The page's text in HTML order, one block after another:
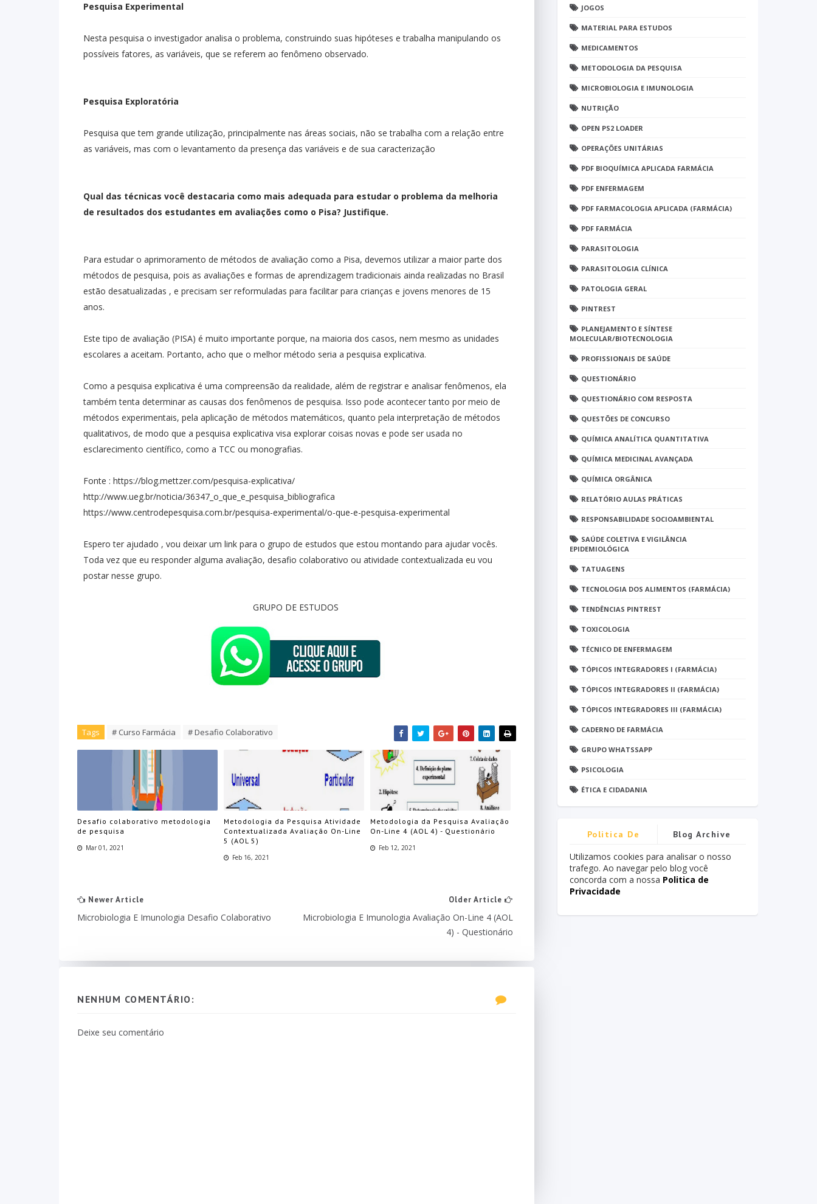
Pesquisa Experimental
Nesta pesquisa o investigador analisa o problema, construindo suas hipóteses e trabalha manipulando os
possíveis fatores, as variáveis, que se referem ao fenômeno observado.
Pesquisa Exploratória
Pesquisa que tem grande utilização, principalmente nas áreas sociais, não se trabalha com a relação entre
as variáveis, mas com o levantamento da presença das variáveis e de sua caracterização
Qual das técnicas você destacaria como mais adequada para estudar o problema da melhoria
de resultados dos estudantes em avaliações como o Pisa? Justifique.
Para estudar o aprimoramento de métodos de avaliação como a Pisa, devemos utilizar a maior parte dos
métodos de pesquisa, pois as avaliações e formas de aprendizagem tradicionais ainda realizadas no Brasil
estão desatualizadas , e precisam ser reformuladas para facilitar para crianças e jovens menores de 15
anos.
Este tipo de avaliação (PISA) é muito importante porque, na maioria dos casos, nem mesmo as unidades
escolares a aceitam. Portanto, acho que o melhor método seria a pesquisa explicativa.
Como a pesquisa explicativa é uma compreensão da realidade, além de registrar e analisar fenômenos, ela
também tenta determinar as causas dos fenômenos de pesquisa. Isso pode acontecer tanto por meio de
métodos experimentais, pela aplicação de métodos matemáticos, quanto pela interpretação de métodos
qualitativos, de modo que a pesquisa explicativa visa explorar coisas novas e pode ser usada no
esclarecimento científico, como a TCC ou monografias.
Fonte : https://blog.mettzer.com/pesquisa-explicativa/
http://www.ueg.br/noticia/36347_o_que_e_pesquisa_bibliografica
https://www.centrodepesquisa.com.br/pesquisa-experimental/o-que-e-pesquisa-experimental
Espero ter ajudado , vou deixar um link para o grupo de estudos que estou montando para ajudar vocês.
Toda vez que eu responder alguma avaliação, desafio colaborativo ou atividade contextualizada eu vou
postar nesse grupo.
GRUPO DE ESTUDOS
Tags # Curso Farmácia # Desafio Colaborativo
Desafio colaborativo metodologia
de pesquisa
Mar 01, 2021
Metodologia da Pesquisa Atividade
Contextualizada Avaliação On-Line
5 (AOL 5)
Feb 16, 2021
Metodologia da Pesquisa Avaliação
On-Line 4 (AOL 4) - Questionário
Feb 12, 2021
Newer Article
Microbiologia E Imunologia Desafio Colaborativo
Older Article
Microbiologia E Imunologia Avaliação On-Line 4 (AOL
4) - Questionário
NENHUM COMENTÁRIO:
Deixe seu comentário
JOGOS
MATERIAL PARA ESTUDOS
MEDICAMENTOS
METODOLOGIA DA PESQUISA
MICROBIOLOGIA E IMUNOLOGIA
NUTRIÇÃO
OPEN PS2 LOADER
OPERAÇÕES UNITÁRIAS
PDF BIOQUÍMICA APLICADA FARMÁCIA
PDF ENFERMAGEM
PDF FARMACOLOGIA APLICADA (FARMÁCIA)
PDF FARMÁCIA
PARASITOLOGIA
PARASITOLOGIA CLÍNICA
PATOLOGIA GERAL
PINTREST
PLANEJAMENTO E SÍNTESE
MOLECULAR/BIOTECNOLOGIA
PROFISSIONAIS DE SAÚDE
QUESTIONÁRIO
QUESTIONÁRIO COM RESPOSTA
QUESTÕES DE CONCURSO
QUÍMICA ANALÍTICA QUANTITATIVA
QUÍMICA MEDICINAL AVANÇADA
QUÍMICA ORGÂNICA
RELATÓRIO AULAS PRÁTICAS
RESPONSABILIDADE SOCIOAMBIENTAL
SAÚDE COLETIVA E VIGILÂNCIA
EPIDEMIOLÓGICA
TATUAGENS
TECNOLOGIA DOS ALIMENTOS (FARMÁCIA)
TENDÊNCIAS PINTREST
TOXICOLOGIA
TÉCNICO DE ENFERMAGEM
TÓPICOS INTEGRADORES I (FARMÁCIA)
TÓPICOS INTEGRADORES II (FARMÁCIA)
TÓPICOS INTEGRADORES III (FARMÁCIA)
CADERNO DE FARMÁCIA
GRUPO WHATSSAPP
PSICOLOGIA
ÉTICA E CIDADANIA
Politica De
Privacidade
Blog Archive
Utilizamos cookies para analisar o nosso
trafego. Ao navegar pelo blog você
concorda com a nossa Politica de
Privacidade